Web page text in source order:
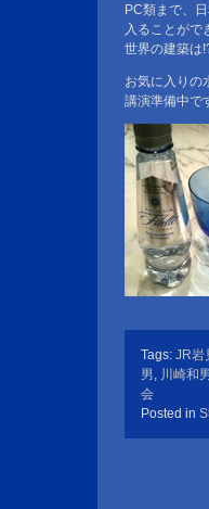
PC類まで、
入ることがで
世界の建築は
お気に入りの
講演準備中で
Tags: JR岩
男
川崎和
会
Posted in